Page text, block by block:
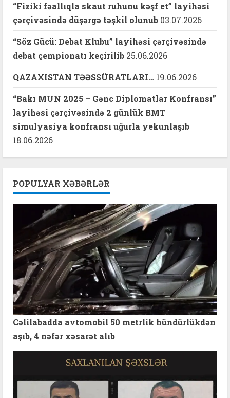
“Fiziki fəallıqla skaut ruhunu kəşf et” layihəsi
çərçivəsində düşərgə təşkil olunub 03.07.2026
“Söz Gücü: Debat Klubu” layihəsi çərçivəsində
debat çempionatı keçirilib 25.06.2026
QAZAXISTAN TƏƏSSÜRATLARI… 19.06.2026
“Bakı MUN 2025 – Gənc Diplomatlar Konfransı”
layihəsi çərçivəsində 2 günlük BMT
simulyasiya konfransı uğurla yekunlaşıb
18.06.2026
POPULYAR XƏBƏRLƏR
Cəlilabadda avtomobil 50 metrlik hündürlükdən
aşıb, 4 nəfər xəsarət alıb